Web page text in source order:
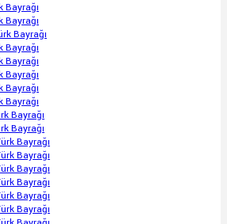
Bayrağı
Bayrağı
Bayrağı
Bayrağı
Bayrağı
Bayrağı
Bayrağı
Bayrağı
Bayrağı
Bayrağı
Bayrağı
Bayrağı
Bayrağı
Bayrağı
Bayrağı
Bayrağı